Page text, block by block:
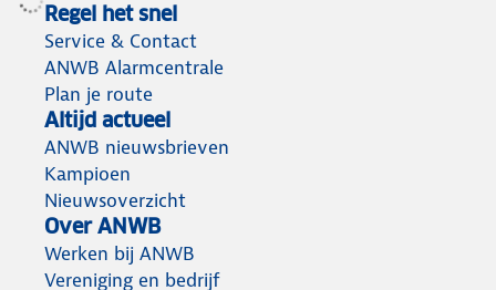
Regel het snel
Service & Contact
ANWB Alarmcentrale
Plan je route
Altijd actueel
ANWB nieuwsbrieven
Kampioen
Nieuwsoverzicht
Over ANWB
Werken bij ANWB
Vereniging en bedrijf